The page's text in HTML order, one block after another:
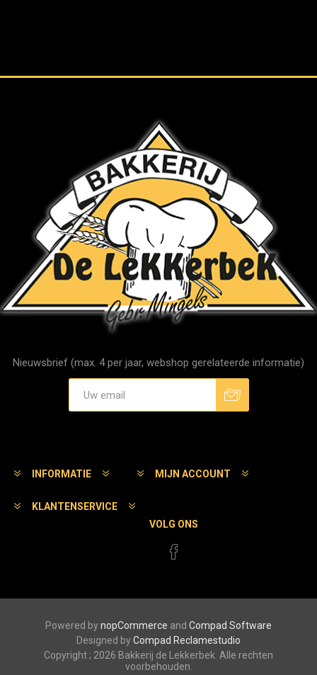
Nieuwsbrief (max. 4 per jaar, webshop gerelateerde informatie)
INFORMATIE MIJN ACCOUNT
KLANTENSERVICE
VOLG ONS
Powered bynopCommerce and Compad Software
Designed byCompad Reclamestudio
Copyright ; 2026 Bakkerij de Lekkerbek. Alle rechten
voorbehouden.